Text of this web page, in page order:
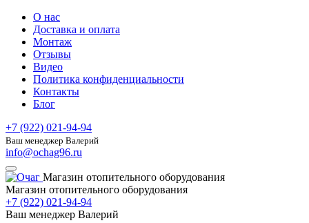
О нас
Доставка и оплата
Монтаж
Отзывы
Видео
Политика конфиденциальности
Контакты
Блог
+7 (922) 021-94-94
Ваш менеджер Валерий
info@ochag96.ru
Магазин отопительного оборудования
Магазин отопительного оборудования
+7 (922) 021-94-94
Ваш менеджер Валерий